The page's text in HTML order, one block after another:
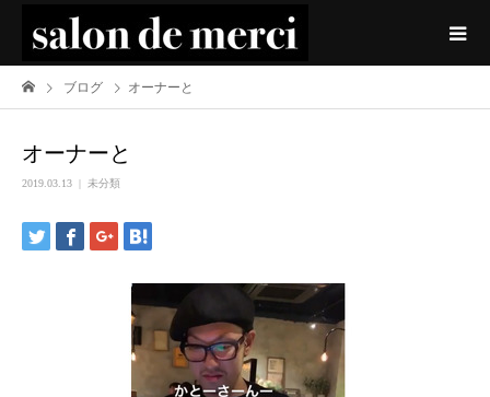
ブログ オーナーと
オーナーと
2019.03.13 未分類